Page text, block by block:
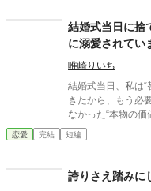
結婚式当日に捨
に溺愛されてい
も手遅れです～
唯崎りいち
結婚式当日、私は“替え玉”
きたから、もう必要ないのだと。 け
なかった“本物の価値”を持って
癒す力。 そして、その価値を知るただ一人の人が、皇帝となって
私を迎えに来る。 これは、すべてを失った少女が、本当に必要と
恋愛 完結 短編
誇りさえ踏みに